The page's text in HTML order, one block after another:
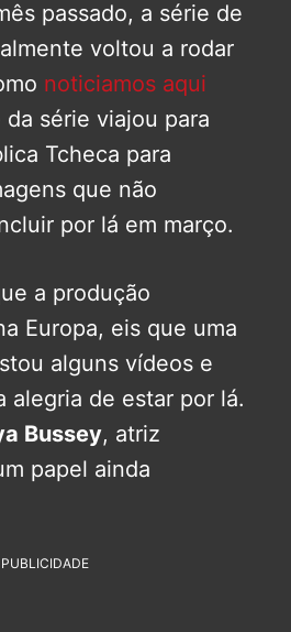
passado, a série de
voltou a rodar
noticiamos aqui
da série viajou para
Tcheca para
que não
por lá em março.
a produção
Europa, eis que uma
alguns vídeos e
alegria de estar por lá.
Bussey, atriz
papel ainda
PUBLICIDADE